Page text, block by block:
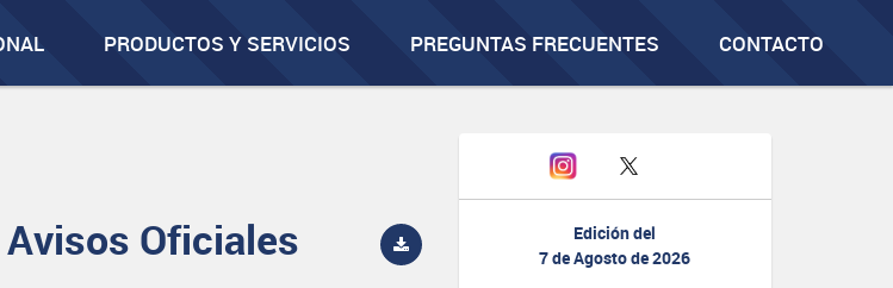
PRODUCTOS Y SERVICIOS PREGUNTAS FRECUENTES CONTACTO
Edición del
7 de Agosto de 2026
Oficiales